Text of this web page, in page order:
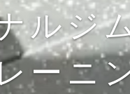
ルジ
ーニ